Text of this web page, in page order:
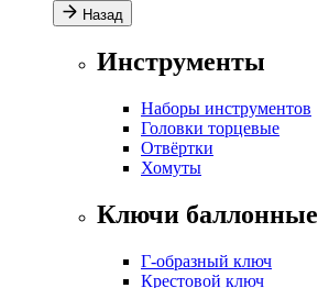
Назад
Инструменты
Наборы инструментов
Головки торцевые
Отвёртки
Хомуты
Ключи баллонные
Г-образный ключ
Крестовой ключ